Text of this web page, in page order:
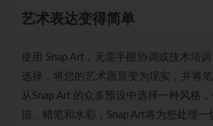
艺术表达变得简单
使用 Snap Art，无需手眼协调或技术培
选择，将您的艺术愿景变为现实，并将笔
从Snap Art 的众多预设中选择一种风格
描、蜡笔和水彩，Snap Art将为您处理一